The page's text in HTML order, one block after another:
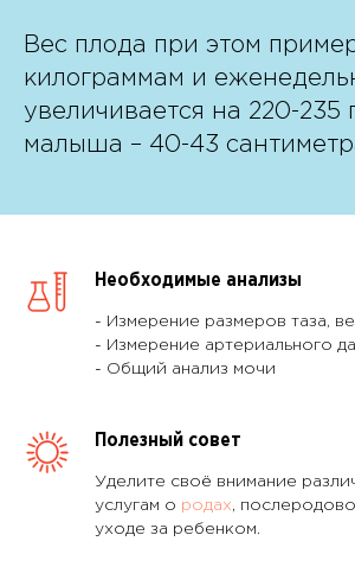
Вес плода при этом
килограммам и
увеличивается на 220-235
малыша – 40-43
Необходимые анализы
- Измерение размеров таза,
- Измерение артериального
- Общий анализ мочи
Полезный совет
Уделите своё внимание
услугам о родах,
уходе за ребенком.